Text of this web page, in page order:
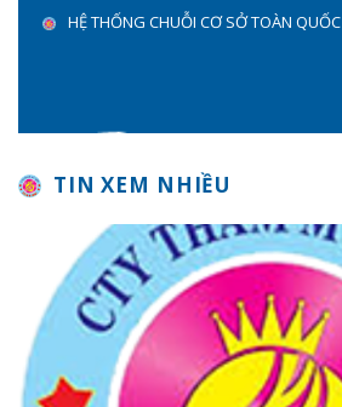
HỆ THỐNG CHUỖI CƠ SỞ TOÀN QUỐC
TIN XEM NHIỀU